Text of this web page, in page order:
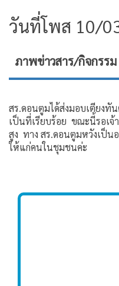
วันที่โพส 10/
ภาพข่าวสาร/กิจกรรม
สร.ดอนตูมได้ส่งมอบเตียงทั
เป็นที่เรียบร้อย ขณะนี้รอเจ้
สูง ทาง สร.ดอนตูมหวังเป็น
ให้แก่คนในชุมชนค่ะ